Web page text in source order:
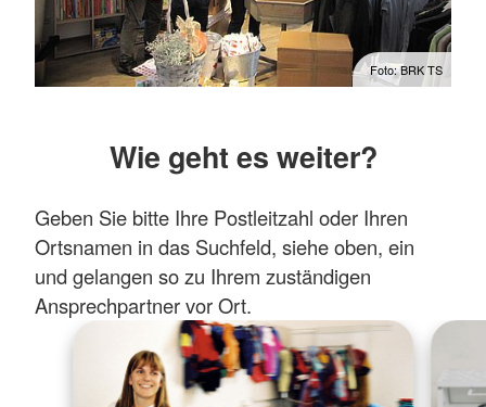
Foto: BRK TS
Wie geht es weiter?
Geben Sie bitte Ihre Postleitzahl oder Ihren
Ortsnamen in das Suchfeld, siehe oben, ein
und gelangen so zu Ihrem zuständigen
Ansprechpartner vor Ort.